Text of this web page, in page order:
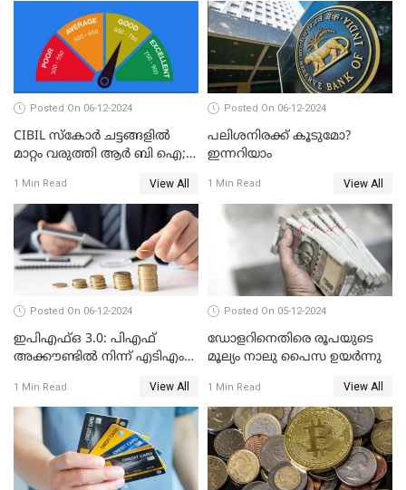
Posted On 06-12-2024
CIBIL സ്കോർ ചട്ടങ്ങളിൽ
മാറ്റം വരുത്തി ആർ ബി ഐ;
ലോൺ എടുത്തവരും
അറിഞ്ഞിരിക്കേണ്ട
കാര്യങ്ങൾ
1 Min Read View All
Posted On 06-12-2024
പലിശനിരക്ക് കൂടുമോ?
ഇന്നറിയാം
1 Min Read View All
Posted On 06-12-2024
ഇപിഎഫ്ഒ 3.0: പിഎഫ്
അക്കൗണ്ടിൽ നിന്ന് എടിഎം
1 Min Read View All
Posted On 05-12-2024
ഡോളറിനെതിരെ രൂപയുടെ
മൂല്യം നാലു പൈസ ഉയര്‍ന്നു
1 Min Read View All